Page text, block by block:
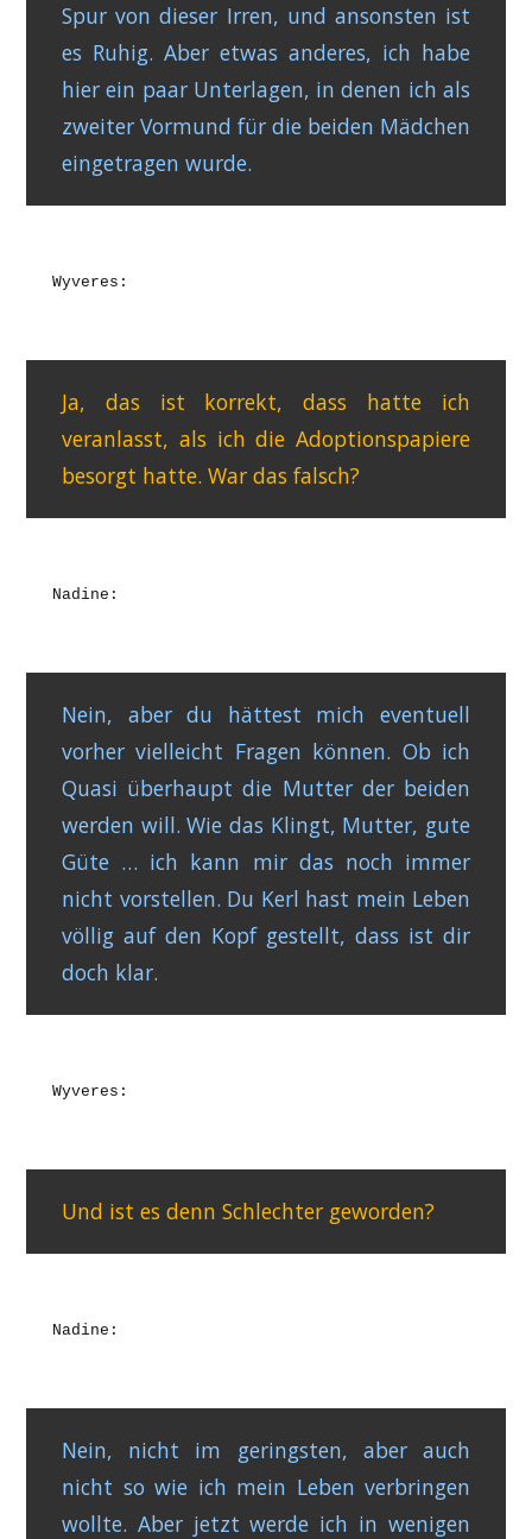
Spur von dieser Irren, und ansonsten ist
es Ruhig. Aber etwas anderes, ich habe
hier ein paar Unterlagen, in denen ich als
zweiter Vormund für die beiden Mädchen
eingetragen wurde.
Wyveres:
Ja, das ist korrekt, dass hatte ich
veranlasst, als ich die Adoptionspapiere
besorgt hatte. War das falsch?
Nadine:
Nein, aber du hättest mich eventuell
vorher vielleicht Fragen können. Ob ich
Quasi überhaupt die Mutter der beiden
werden will. Wie das Klingt, Mutter, gute
Güte … ich kann mir das noch immer
nicht vorstellen. Du Kerl hast mein Leben
völlig auf den Kopf gestellt, dass ist dir
doch klar.
Wyveres:
Und ist es denn Schlechter geworden?
Nadine:
Nein, nicht im geringsten, aber auch
nicht so wie ich mein Leben verbringen
wollte. Aber jetzt werde ich in wenigen